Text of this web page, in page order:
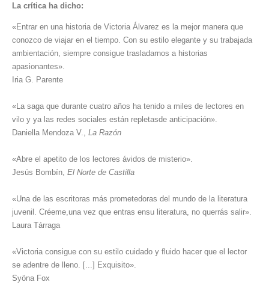
La crítica ha dicho:
«Entrar en una historia de Victoria Álvarez es la mejor manera que
conozco de viajar en el tiempo. Con su estilo elegante y su trabajada
ambientación, siempre consigue trasladarnos a historias
apasionantes».
Iria G. Parente
«La saga que durante cuatro años ha tenido a miles de lectores en
vilo y ya las redes sociales están repletasde anticipación».
Daniella Mendoza V., La Razón
«Abre el apetito de los lectores ávidos de misterio».
Jesús Bombín, El Norte de Castilla
«Una de las escritoras más prometedoras del mundo de la literatura
juvenil. Créeme,una vez que entras ensu literatura, no querrás salir».
Laura Tárraga
«Victoria consigue con su estilo cuidado y fluido hacer que el lector
se adentre de lleno. [...] Exquisito».
Syöna Fox